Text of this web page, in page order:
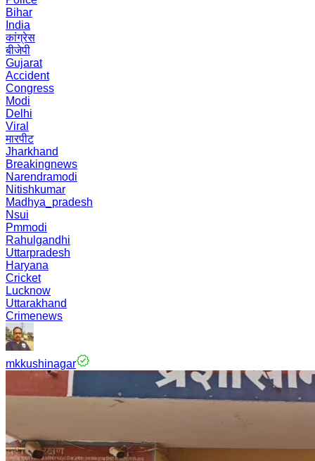
Bihar
India
कांग्रेस
बीजेपी
Gujarat
Accident
Congress
Modi
Delhi
Viral
मारपीट
Jharkhand
Breakingnews
Narendramodi
Nitishkumar
Madhya_pradesh
Nsui
Pmmodi
Rahulgandhi
Uttarpradesh
Haryana
Cricket
Lucknow
Uttarakhand
Crimenews
mkkushinagar